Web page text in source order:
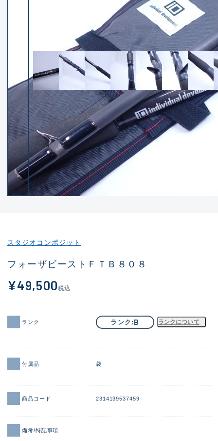
イシグロ御殿場店
イシグロ伊東店
A(17354)
B+(12336)
B(22022)
C(38898)
C-(5171)
D(2208)
その他
新商品 (2069)
価格
スタジオコンポジット
フォーザビーストＦＴＢ８０８
¥49,500税込
ランク ランク B ランクについて
付属品 袋
商品コード 2314139537459
備考/特記事項